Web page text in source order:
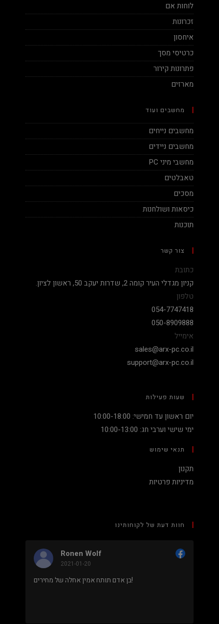
לוחות אם
זכרונות
איחסון
כרטיסי מסך
פתרונות קירור
מארזים
מחשבים ועוד
מחשבים נייחים
מחשבים ניידים
מחשבי מיני PC
טאבלטים
מסכים
כיסאות ושולחנות
תוכנות
צור קשר
כתובת
קניון מגדלי העיר קומה 2, שדרות יעקב 50, ראשון לציון.
טלפון
054-7747418
050-8909888
אימייל
sales@arx-pc.co.il
support@arx-pc.co.il
שעות פעילות
יום ראשון עד חמישי: 10:00-18:00
ימי שישי וערבי חג: 10:00-13:00
תנאי שימוש
תקנון
מדיניות פרטיות
חוות דעת של לקוחותינו
Ronen Wolf
2021-01-20
בן אדם תותח אמין אחלה של מחירים!